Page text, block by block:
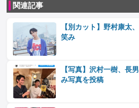
関連記事
【別カット】野村康太
笑み
【写真】沢村一樹、長
み写真を投稿